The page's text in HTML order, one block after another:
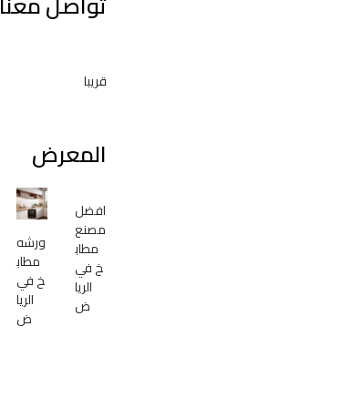
قريبا
المعرض
افضل
مصنع
مطاب
خ في
الريا
ض
ورشه
مطاب
خ في
الريا
ض